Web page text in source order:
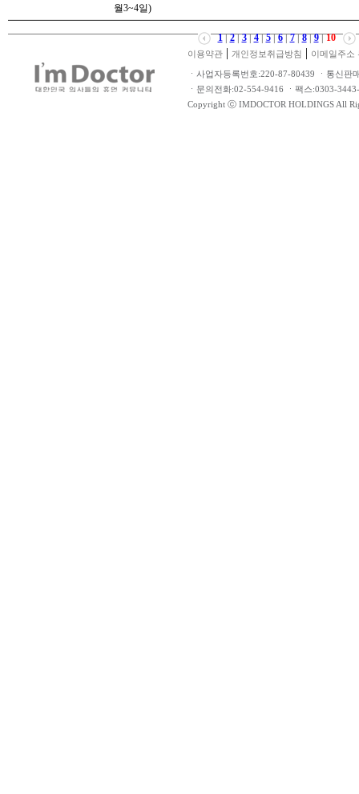
월3~4일)
1|2|3|4|5|6|7|8|9|10
이용약관 개인정보취급방침 이메일주소
ㆍ사업자등록번호:220-87-80439 ㆍ통신판
ㆍ문의전화:02-554-9416 ㆍ팩스:0303-
Copyright ⓒ IMDOCTOR HOLDINGS All